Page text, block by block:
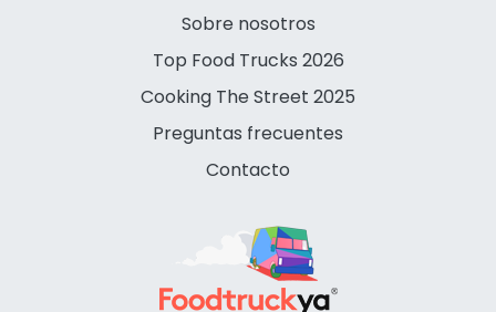
Sobre nosotros
Top Food Trucks 2026
Cooking The Street 2025
Preguntas frecuentes
Contacto